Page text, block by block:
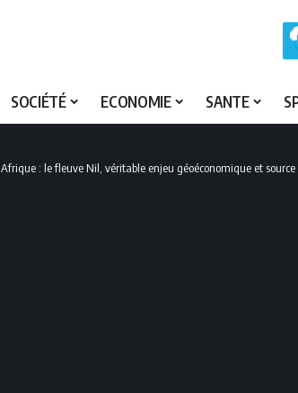
SOCIÉTÉ ECONOMIE SANTE
Afrique : le fleuve Nil, véritable enjeu géoéconomique et source